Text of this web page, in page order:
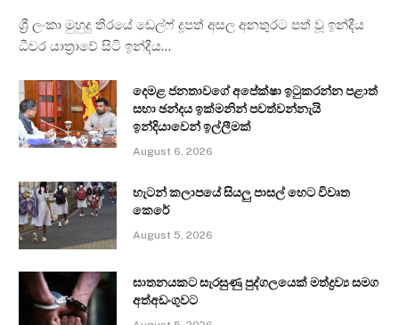
ශ්‍රී ලංකා මුහුදු තීරයේ ඩෙල්ෆ් දූපත් අසල අනතුරට පත් වූ ඉන්දීය
ධීවර යාත්‍රාවේ සිටි ඉන්දීය…
දෙමළ ජනතාවගේ අපේක්ෂා ඉටුකරන්න පළාත්
සභා ඡන්දය ඉක්මනින් පවත්වන්නැයි
ඉන්දියාවෙන් ඉල්ලීමක්
August 6, 2026
හැටන් කලාපයේ සියලු පාසල් හෙට විවෘත
කෙරේ
August 5, 2026
ඝාතනයකට සැරසුණු පුද්ගලයෙක් මත්ද්‍රව්‍ය සමග
අත්අඩංගුවට